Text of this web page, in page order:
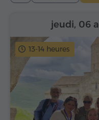
13-14 heures
jeudi, 06